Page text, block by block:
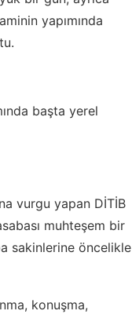
yapımında
başta yerel
vurgu yapan DİTİB
muhteşem bir
sakinlerine öncelikle
konuşma,